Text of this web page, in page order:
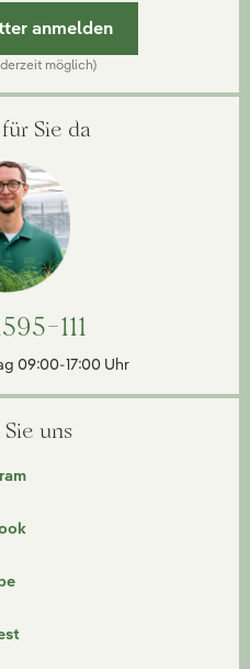
anmelden
möglich)
Sie da
111
09:00-17:00 Uhr
uns